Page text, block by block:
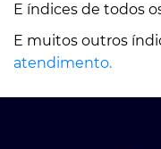
E índices de todos
E muitos outros
atendimento.